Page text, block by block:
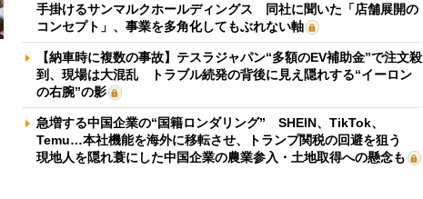
手掛けるサンマルクホールディングス 同社に聞いた「店舗展開の
コンセプト」、事業を多角化してもぶれない軸
【納車時に複数の事故】テスラジャパン“多額のEV補助金”で注文殺
到、現場は大混乱 トラブル続発の背後に見え隠れする“イーロン
の右腕”の影
急増する中国企業の“国籍ロンダリング” SHEIN、TikTok、
Temu…本社機能を海外に移転させ、トランプ関税の回避を狙う
現地人を隠れ蓑にした中国企業の農業参入・土地取得への懸念も